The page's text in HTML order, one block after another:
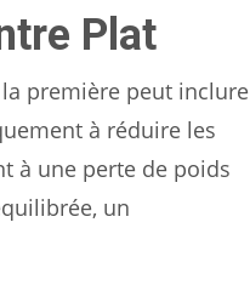
Plat
première peut inclure
à réduire les
à une perte de poids
un